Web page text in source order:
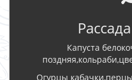
Капуста
Огурцы